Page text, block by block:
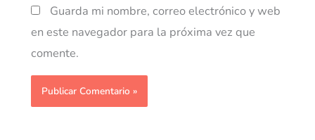
Guarda mi nombre, correo electrónico y web
en este navegador para la próxima vez que
comente.